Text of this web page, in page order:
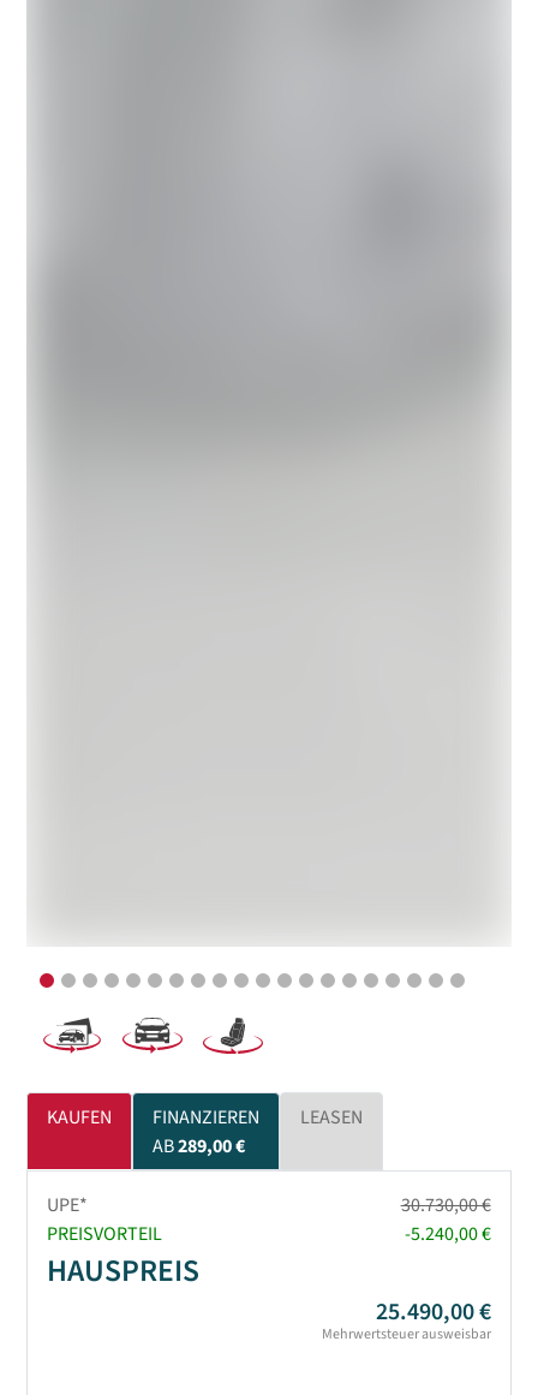
KAUFEN
FINANZIEREN
AB289,00 €
LEASEN
UPE*
30.730,00 €
PREISVORTEIL
-5.240,00 €
HAUSPREIS
25.490,00 €
Mehrwertsteuer ausweisbar